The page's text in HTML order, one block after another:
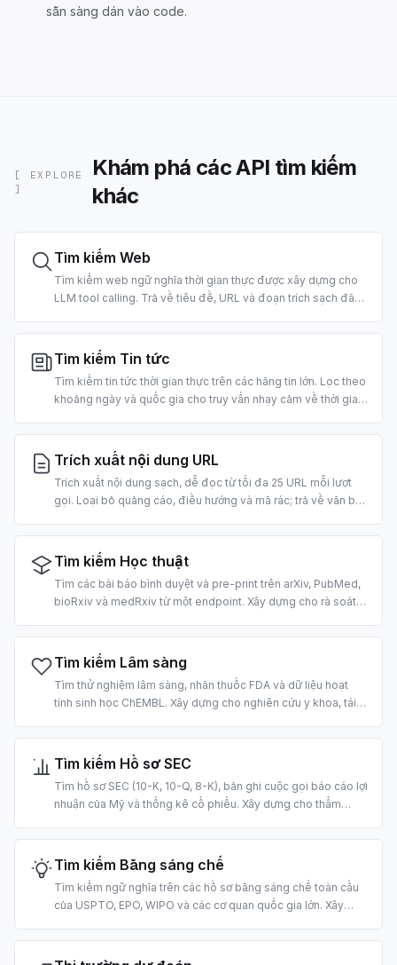
sẵn sàng dán vào code.
[ EXPLORE
]
Khám phá các API tìm kiếm
khác
Tìm kiếm Web
Tìm kiếm web ngữ nghĩa thời gian thực được xây dựng cho
LLM tool calling. Trả về tiêu đề, URL và đoạn trích sạch đã
quốc gia và ngày.
Tìm kiếm Tin tức
Tìm kiếm tin tức thời gian thực trên các hãng tin lớn. Lọc theo
khoảng ngày và quốc gia cho truy vấn nhạy cảm về thời gian.
pipeline RAG.
Trích xuất nội dung URL
Trích xuất nội dung sạch, dễ đọc từ tối đa 25 URL mỗi lượt
gọi. Loại bỏ quảng cáo, điều hướng và mã rác; trả về văn bản
Tìm kiếm Học thuật
Tìm các bài báo bình duyệt và pre-print trên arXiv, PubMed,
bioRxiv và medRxiv từ một endpoint. Xây dựng cho rà soát
Tìm kiếm Lâm sàng
Tìm thử nghiệm lâm sàng, nhãn thuốc FDA và dữ liệu hoạt
tính sinh học ChEMBL. Xây dựng cho nghiên cứu y khoa, tái
Tìm kiếm Hồ sơ SEC
Tìm hồ sơ SEC (10-K, 10-Q, 8-K), bản ghi cuộc gọi báo cáo lợi
nhuận của Mỹ và thống kê cổ phiếu. Xây dựng cho thẩm
Tìm kiếm Bằng sáng chế
Tìm kiếm ngữ nghĩa trên các hồ sơ bằng sáng chế toàn cầu
của USPTO, EPO, WIPO và các cơ quan quốc gia lớn. Xây
cạnh tranh bằng AI.